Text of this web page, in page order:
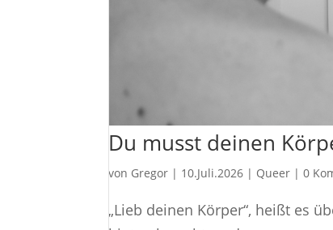
Du musst deinen
von Gregor | 10.Juli.2026 | Queer |0
„Lieb deinen Körper“, heißt es